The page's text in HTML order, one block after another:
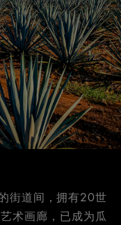
街道间，拥有20世
术画廊，已成为瓜